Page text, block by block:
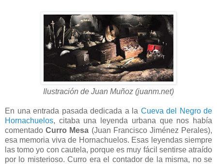
Ilustración de Juan Muñoz (juanm.net)
En una entrada pasada dedicada a la Cueva del Negro de
Hornachuelos, citaba una leyenda urbana que nos había
comentadoCurro Mesa (Juan Francisco Jiménez Perales),
esa memoria viva de Hornachuelos. Esas leyendas siempre
las tomo yo con cautela, porque es muy fácil sentirse atraído
por lo misterioso. Curro era el contador de la misma, no se